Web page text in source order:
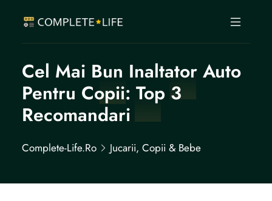
Cel Mai Bun Inaltator Auto
Pentru Copii: Top 3
Recomandari
Complete-Life.ro Jucarii, Copii & Bebe